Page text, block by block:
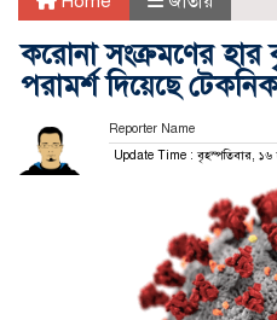
করোনা সংক্রমণের হার
পরামর্শ দিয়েছে
Reporter Name
Update Time : বৃহস্পতিবার,